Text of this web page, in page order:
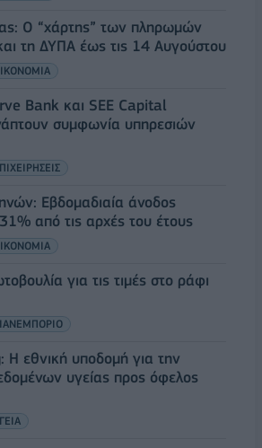
Ο “χάρτης” των πληρωμών
τη ΔΥΠΑ έως τις 14 Αυγούστου
Bank και SEE Capital
συμφωνία υπηρεσιών
Εβδομαδιαία άνοδος
από τις αρχές του έτους
για τις τιμές στο ράφι
εθνική υποδομή για την
υγείας προς όφελος